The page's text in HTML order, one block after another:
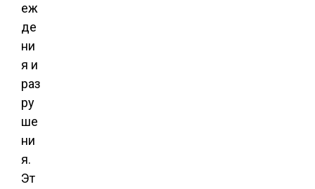
еж
де
ни
я и
раз
ру
ше
ни
я.
Эт